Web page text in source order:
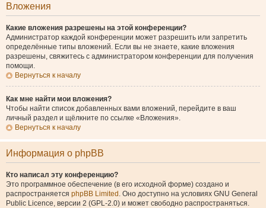
Вложения
Какие вложения разрешены на этой конференции?
Администратор каждой конференции может разрешить или запретить
определённые типы вложений. Если вы не знаете, какие вложения
разрешены, свяжитесь с администратором конференции для получения
помощи.
Вернуться к началу
Как мне найти мои вложения?
Чтобы найти список добавленных вами вложений, перейдите в ваш
личный раздел и щёлкните по ссылке «Вложения».
Вернуться к началу
Информация о phpBB
Кто написал эту конференцию?
Это программное обеспечение (в его исходной форме) создано и
распространяется phpBB Limited . Оно доступно на условиях GNU General
Public Licence, версии 2 (GPL-2.0) и может свободно распространяться.